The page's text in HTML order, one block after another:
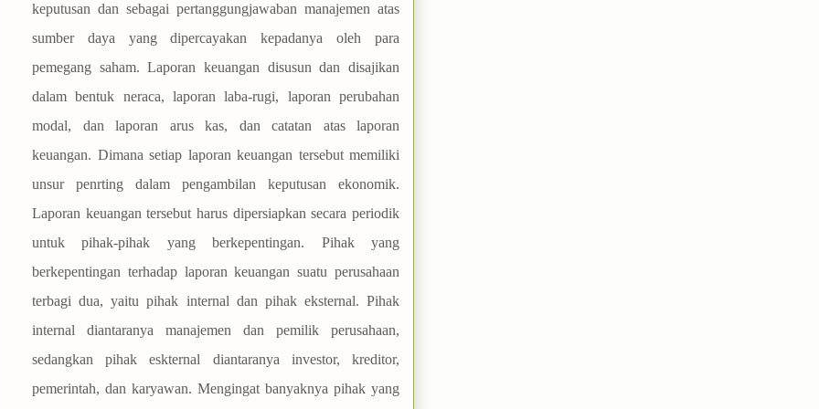
keputusan dan sebagai pertanggungjawaban manajemen atas
sumber daya yang dipercayakan kepadanya oleh para
pemegang saham. Laporan keuangan disusun dan disajikan
dalam bentuk neraca, laporan laba-rugi, laporan perubahan
modal, dan laporan arus kas, dan catatan atas laporan
keuangan. Dimana setiap laporan keuangan tersebut memiliki
unsur penrting dalam pengambilan keputusan ekonomik.
Laporan keuangan tersebut harus dipersiapkan secara periodik
untuk pihak-pihak yang berkepentingan. Pihak yang
berkepentingan terhadap laporan keuangan suatu perusahaan
terbagi dua, yaitu pihak internal dan pihak eksternal. Pihak
internal diantaranya manajemen dan pemilik perusahaan,
sedangkan pihak eskternal diantaranya investor, kreditor,
pemerintah, dan karyawan. Mengingat banyaknya pihak yang